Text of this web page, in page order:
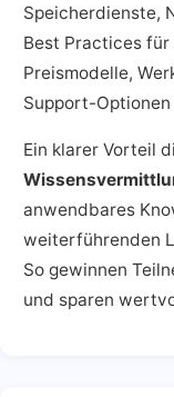
Speicherdienste,
Best Practices
Preismodelle,
Support-
Ein klarer Vorteil
anwendbares
weiterführenden
So gewinnen
und sparen